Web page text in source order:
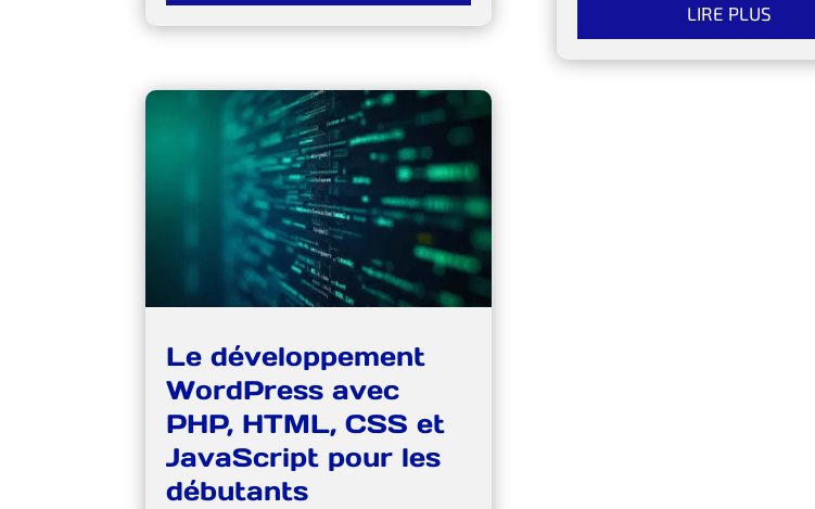
Le développement
WordPress avec
PHP, HTML, CSS et
JavaScript pour les
débutants
LIRE PLUS